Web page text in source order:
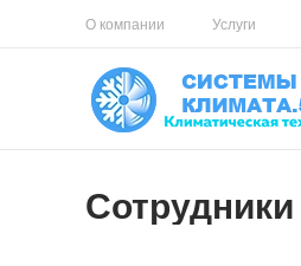
О компании Услуги
Сотрудники